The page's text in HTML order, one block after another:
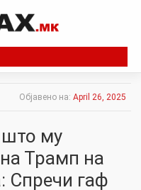
Објавено на: April 26, 2025
му
Трамп на
Спречи гаф